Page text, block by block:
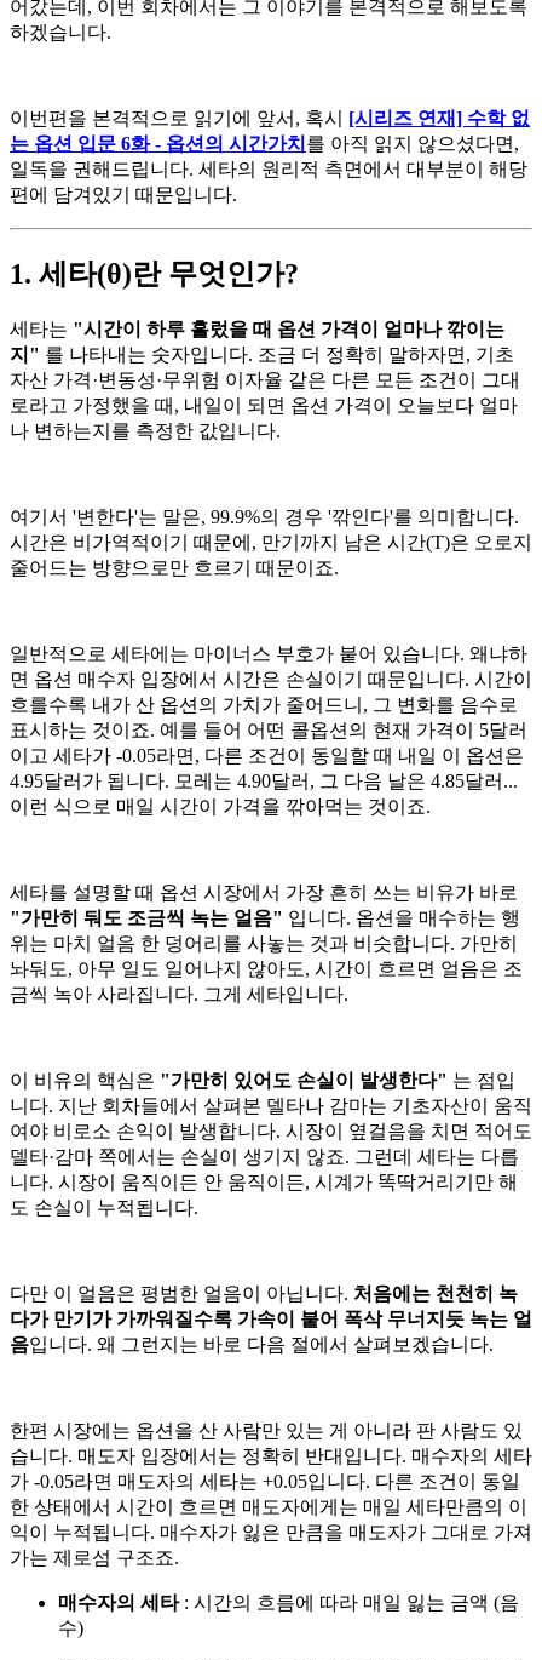
어갔는데, 이번 회차에서는 그 이야기를 본격적으로 해보도록
하겠습니다.
이번편을 본격적으로 읽기에 앞서, 혹시 [시리즈 연재] 수학 없
는 옵션 입문 6화 - 옵션의 시간가치 를 아직 읽지 않으셨다면,
일독을 권해드립니다. 세타의 원리적 측면에서 대부분이 해당
편에 담겨있기 때문입니다.
1. 세타(θ)란 무엇인가?
세타는 "시간이 하루 흘렀을 때 옵션 가격이 얼마나 깎이는
지" 를 나타내는 숫자입니다. 조금 더 정확히 말하자면, 기초
자산 가격·변동성·무위험 이자율 같은 다른 모든 조건이 그대
로라고 가정했을 때, 내일이 되면 옵션 가격이 오늘보다 얼마
나 변하는지를 측정한 값입니다.
여기서 '변한다'는 말은, 99.9%의 경우 '깎인다'를 의미합니다.
시간은 비가역적이기 때문에, 만기까지 남은 시간(T)은 오로지
줄어드는 방향으로만 흐르기 때문이죠.
일반적으로 세타에는 마이너스 부호가 붙어 있습니다. 왜냐하
면 옵션 매수자 입장에서 시간은 손실이기 때문입니다. 시간이
흐를수록 내가 산 옵션의 가치가 줄어드니, 그 변화를 음수로
표시하는 것이죠. 예를 들어 어떤 콜옵션의 현재 가격이 5달러
이고 세타가 -0.05라면, 다른 조건이 동일할 때 내일 이 옵션은
4.95달러가 됩니다. 모레는 4.90달러, 그 다음 날은 4.85달러...
이런 식으로 매일 시간이 가격을 깎아먹는 것이죠.
세타를 설명할 때 옵션 시장에서 가장 흔히 쓰는 비유가 바로
"가만히 둬도 조금씩 녹는 얼음" 입니다. 옵션을 매수하는 행
위는 마치 얼음 한 덩어리를 사놓는 것과 비슷합니다. 가만히
놔둬도, 아무 일도 일어나지 않아도, 시간이 흐르면 얼음은 조
금씩 녹아 사라집니다. 그게 세타입니다.
이 비유의 핵심은 "가만히 있어도 손실이 발생한다" 는 점입
니다. 지난 회차들에서 살펴본 델타나 감마는 기초자산이 움직
여야 비로소 손익이 발생합니다. 시장이 옆걸음을 치면 적어도
델타·감마 쪽에서는 손실이 생기지 않죠. 그런데 세타는 다릅
니다. 시장이 움직이든 안 움직이든, 시계가 똑딱거리기만 해
도 손실이 누적됩니다.
다만 이 얼음은 평범한 얼음이 아닙니다. 처음에는 천천히 녹
다가 만기가 가까워질수록 가속이 붙어 폭삭 무너지듯 녹는 얼
음입니다. 왜 그런지는 바로 다음 절에서 살펴보겠습니다.
한편 시장에는 옵션을 산 사람만 있는 게 아니라 판 사람도 있
습니다. 매도자 입장에서는 정확히 반대입니다. 매수자의 세타
가 -0.05라면 매도자의 세타는 +0.05입니다. 다른 조건이 동일
한 상태에서 시간이 흐르면 매도자에게는 매일 세타만큼의 이
익이 누적됩니다. 매수자가 잃은 만큼을 매도자가 그대로 가져
가는 제로섬 구조죠.
매수자의 세타: 시간의 흐름에 따라 매일 잃는 금액 (음
수)